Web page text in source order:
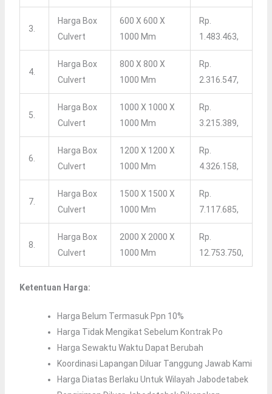
3.
Harga Box
Culvert
600 X 600 X
1000 Mm
Rp.
1.483.463,
4.
Harga Box
Culvert
800 X 800 X
1000 Mm
Rp.
2.316.547,
5.
Harga Box
Culvert
1000 X 1000 X
1000 Mm
Rp.
3.215.389,
6.
Harga Box
Culvert
1200 X 1200 X
1000 Mm
Rp.
4.326.158,
7.
Harga Box
Culvert
1500 X 1500 X
1000 Mm
Rp.
7.117.685,
8.
Harga Box
Culvert
2000 X 2000 X
1000 Mm
Rp.
12.753.750,
Ketentuan Harga:
Harga Belum Termasuk Ppn 10%
Harga Tidak Mengikat Sebelum Kontrak Po
Harga Sewaktu Waktu Dapat Berubah
Koordinasi Lapangan Diluar Tanggung Jawab Kami
Harga Diatas Berlaku Untuk Wilayah Jabodetabek